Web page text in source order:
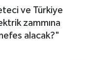
ve Türkiye
zammına
alacak?"